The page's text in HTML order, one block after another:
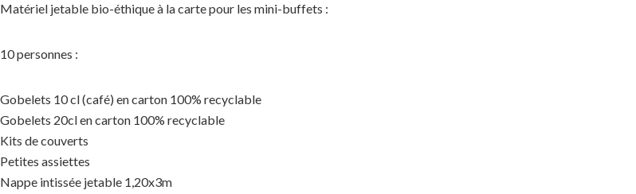
Matériel jetable bio-éthique à la carte pour les mini-buffets :
10 personnes :
Gobelets 10 cl (café) en carton 100% recyclable
Gobelets 20cl en carton 100% recyclable
Kits de couverts
Petites assiettes
Nappe intissée jetable 1,20x3m